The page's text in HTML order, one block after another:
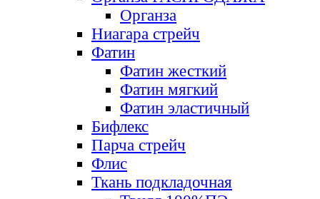
Органза
Ниагара стрейч
Фатин
Фатин жесткий
Фатин мягкий
Фатин элаcтичный
Бифлекс
Парча стрейч
Флис
Ткань подкладочная